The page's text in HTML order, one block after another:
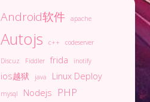
Android软件 apache
Autojs c++ codeserver
Discuz Fiddler frida inotify
ios越狱 java Linux Deploy
mysql Nodejs PHP